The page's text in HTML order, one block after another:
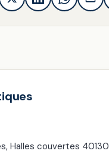
Halles couvertes 40130